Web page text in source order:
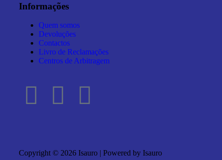
Informações
Quem somos
Devoluções
Contactos
Livro de Reclamações
Centros de Arbitragem
Copyright © 2026 Isauro | Powered by Isauro